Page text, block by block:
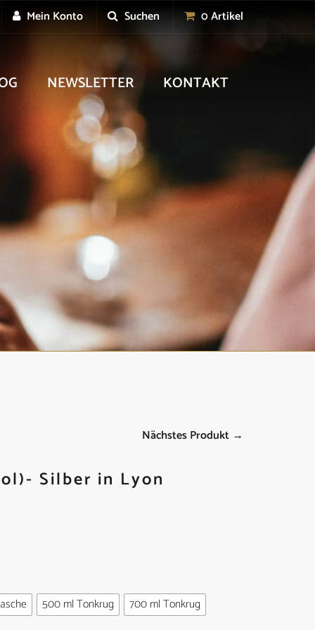
Mein Konto Suchen 0 Artikel
NEWSLETTER KONTAKT
Nächstes Produkt →
Silber in Lyon
500 ml Tonkrug 700 ml Tonkrug